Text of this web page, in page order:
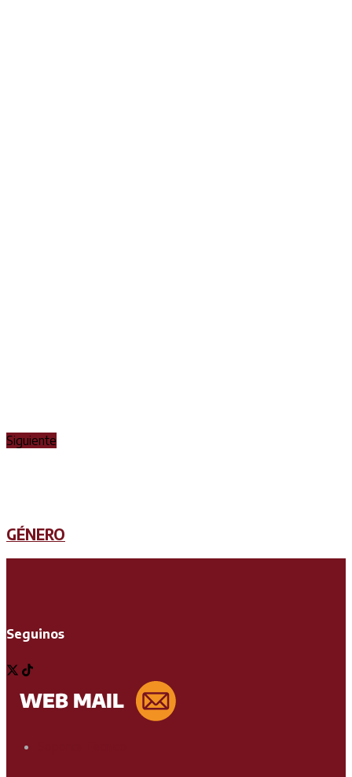
Siguiente
GÉNERO
Seguinos